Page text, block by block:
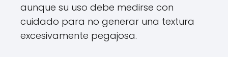
aunque su uso debe medirse con
cuidado para no generar una textura
excesivamente pegajosa.